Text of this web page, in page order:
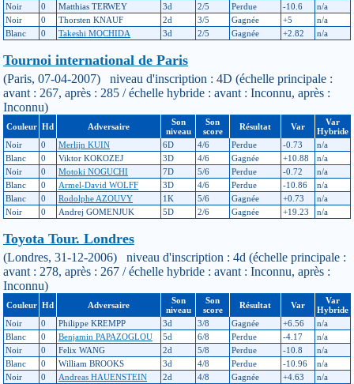
Noir
0 Matthias TERWEY 3d 2/5 Perdue -10.6
n/a
Noir
0 Thorsten KNAUF 2d 3/5 Gagnée +5
n/a
Blanc
0 Takeshi MOCHIDA 3d 2/5 Gagnée +2.82 n/a
Tournoi international de Paris
(Paris, 07-04-2007) niveau d'inscription : 4D (échelle principale :
avant : 267, après : 285 / échelle hybride : avant : Inconnu, après :
Inconnu)
Couleur Hd Adversaire
Son
niveau
Son
score
Résultat Var
Var
Hybride
Noir
0 Merlijn KUIN 6D 4/6 Perdue -0.73
n/a
Blanc
0 Viktor KOKOZEJ 3D 4/6 Gagnée +10.88
n/a
Noir
0 Motoki NOGUCHI 7D 5/6 Perdue -0.72
n/a
Blanc
0 Armel-David WOLFF 3D 4/6 Perdue -10.86
n/a
Blanc
0 Rodolphe AZOUVY 1K 5/6 Gagnée +0.73
n/a
Noir
0 Andrej GOMENJUK 5D 2/6 Gagnée +19.23 n/a
Toyota Tour. Londres
(Londres, 31-12-2006) niveau d'inscription : 4d (échelle principale :
avant : 278, après : 267 / échelle hybride : avant : Inconnu, après :
Inconnu)
Couleur Hd Adversaire
Son
niveau
Son
score
Résultat Var
Var
Hybride
Noir
0 Philippe KREMPP 3d 3/8 Gagnée +6.56
n/a
Blanc
0 Benjamin PAPAZOGLOU 5d 6/8 Perdue -4.17
n/a
Noir
0 Felix WANG 2d 5/8 Perdue -10.8
n/a
Blanc
0 William BROOKS 3d 4/8 Perdue -10.96
n/a
Noir
0 Andreas HAUENSTEIN 2d 4/8 Gagnée +4.63
n/a